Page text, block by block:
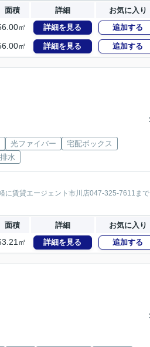
面積 詳細 お気に入り
㎡ 詳細を見る 追加する
㎡ 詳細を見る 追加する
光ファイバー
宅配ボックス
水
に賃貸エージェント市川店047-325-7611まで
面積 詳細 お気に入り
㎡ 詳細を見る 追加する